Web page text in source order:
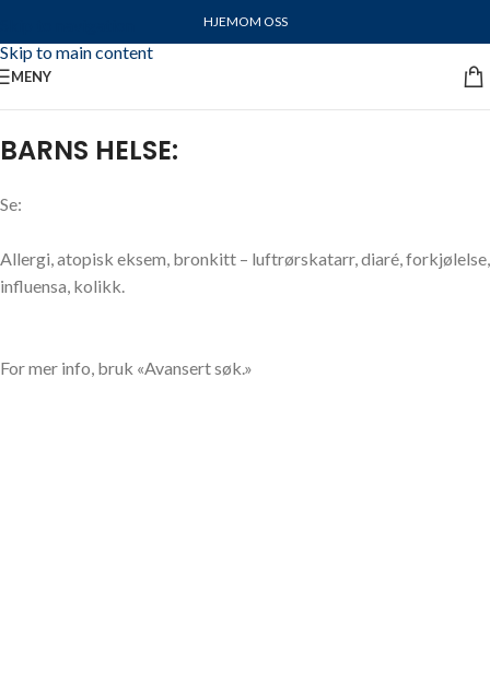
Skip to main content
HJEMOM OSS
MENY
BARNS HELSE:
Se:
Allergi, atopisk eksem, bronkitt – luftrørskatarr, diaré, forkjølelse,
influensa, kolikk.
For mer info, bruk «Avansert søk.»